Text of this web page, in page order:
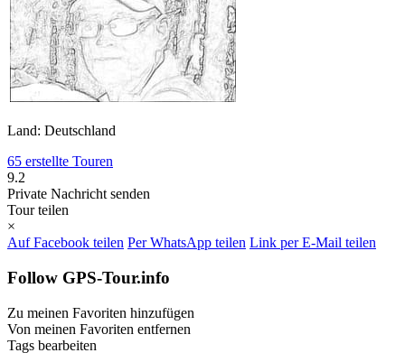
Land: Deutschland
65 erstellte Touren
9.2
Private Nachricht senden
Tour teilen
×
Auf Facebook teilen Per WhatsApp teilen Link per E-Mail teilen
Follow GPS-Tour.info
Zu meinen Favoriten hinzufügen
Von meinen Favoriten entfernen
Tags bearbeiten